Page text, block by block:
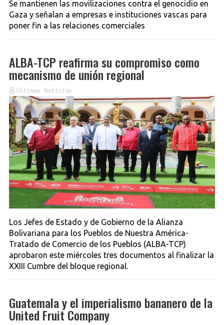
Se mantienen las movilizaciones contra el genocidio en
Gaza y señalan a empresas e instituciones vascas para
poner fin a las relaciones comerciales
ALBA-TCP reafirma su compromiso como
mecanismo de unión regional
Últimas Noticias
Los Jefes de Estado y de Gobierno de la Alianza
Bolivariana para los Pueblos de Nuestra América-
Tratado de Comercio de los Pueblos (ALBA-TCP)
aprobaron este miércoles tres documentos al finalizar la
XXIII Cumbre del bloque regional.
Guatemala y el imperialismo bananero de la
United Fruit Company